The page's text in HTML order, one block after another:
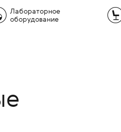
Лабораторное
оборудование